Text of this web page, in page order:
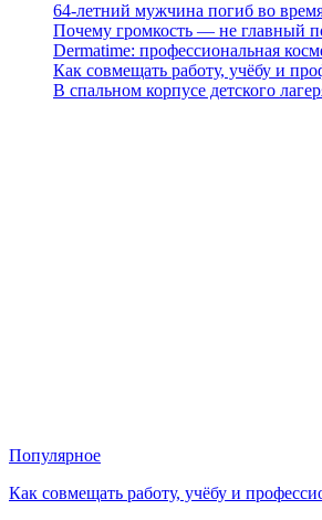
64-летний мужчина погиб во
Почему громкость — не главный
Dermatime: профессиональная
Как совмещать работу, учёбу и
В спальном корпусе детского
Популярное
Как совмещать работу, учёбу и